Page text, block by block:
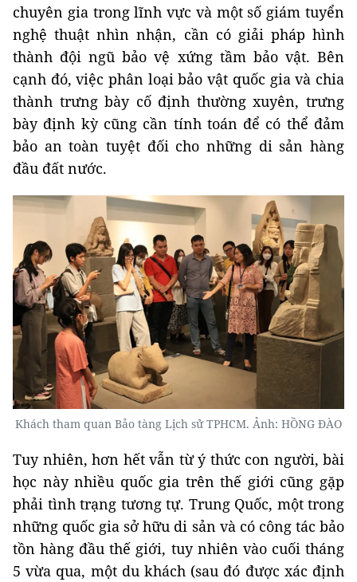
chuyên gia trong lĩnh vực và một số giám tuyển
nghệ thuật nhìn nhận, cần có giải pháp hình
thành đội ngũ bảo vệ xứng tầm bảo vật. Bên
cạnh đó, việc phân loại bảo vật quốc gia và chia
thành trưng bày cố định thường xuyên, trưng
bày định kỳ cũng cần tính toán để có thể đảm
bảo an toàn tuyệt đối cho những di sản hàng
đầu đất nước.
Khách tham quan Bảo tàng Lịch sử TPHCM. Ảnh: HỒNG ĐÀO
Tuy nhiên, hơn hết vẫn từ ý thức con người, bài
học này nhiều quốc gia trên thế giới cũng gặp
phải tình trạng tương tự. Trung Quốc, một trong
những quốc gia sở hữu di sản và có công tác bảo
tồn hàng đầu thế giới, tuy nhiên vào cuối tháng
5 vừa qua, một du khách (sau đó được xác định